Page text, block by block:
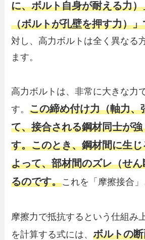
に、ボルト自身が耐える力
（ボルトが孔壁を押す力）
対し、高力ボルトは全く異なる
ます。
高力ボルトは、非常に大きな力
す。この締め付け力（軸力、
て、接合される鋼材同士が
す。このとき、鋼材間に生
よって、部材間のズレ（せ
るのです。これを「摩擦接合」
摩擦力で抵抗するという仕組み
を計算する式には、ボルトの